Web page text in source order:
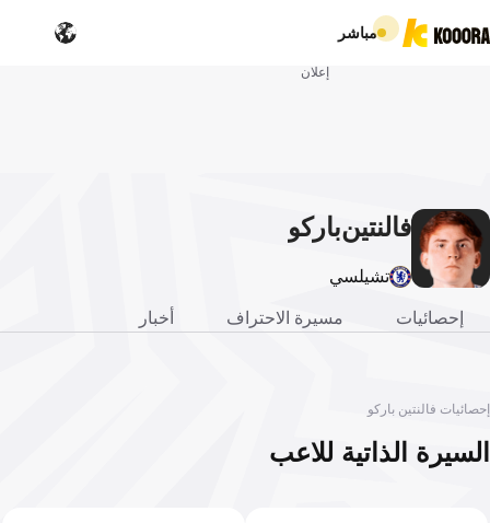
مباشر
إعلان
فالنتينباركو
تشيلسي
إحصائيات مسيرة الاحتراف أخبار
إحصائيات فالنتين باركو
السيرة الذاتية للاعب